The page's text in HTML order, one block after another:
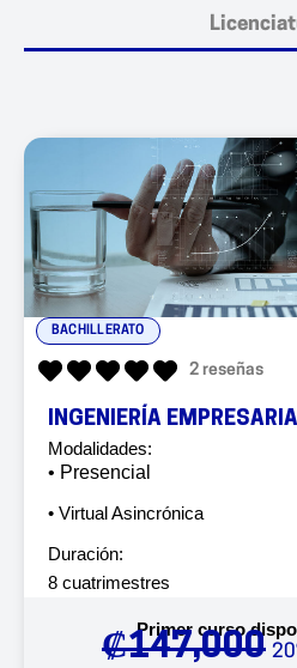
BACHILLERATO
2 reseñas
INGENIERÍA
Modalidades:
• Presencial
• Virtual Asincrónica
Duración:
8 cuatrimestres
Primer curso
₡147,000